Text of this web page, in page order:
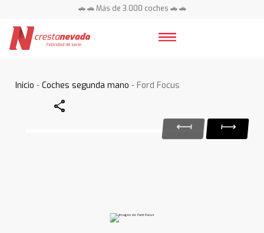
🚗 🚗 Más de 3.000 coches 🚗 🚗
Inicio -Coches segunda mano - Ford Focus
Share